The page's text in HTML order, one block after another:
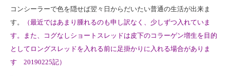
コンシーラーで色を隠せば翌々日からだいたい普通の生活が出来ま
す。
（最近ではあまり腫れるのも申し訳なく、少しずつ入れていま
す。また、コグなしショートスレッドは皮下のコラーゲン増生を目的
としてロングスレッドを入れる前に足掛かりに入れる場合がありま
す 20190225記）